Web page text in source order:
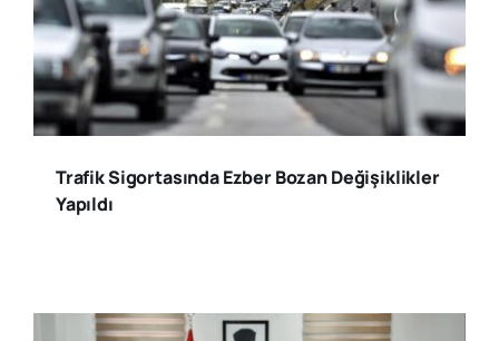
Trafik Sigortasında Ezber Bozan Değişiklikler
Yapıldı